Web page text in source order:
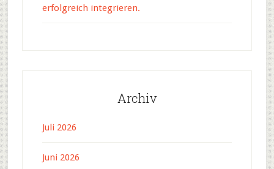
erfolgreich integrieren.
Archiv
Juli 2026
Juni 2026